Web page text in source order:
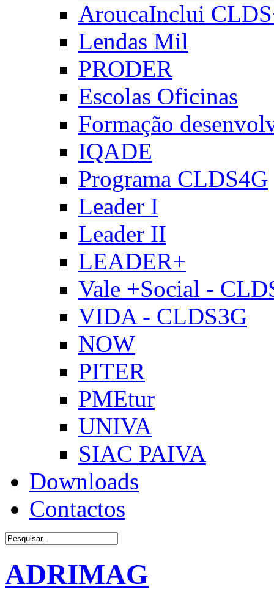
AroucaInclui
Lendas Mil
PRODER
Escolas Oficinas
Formação
IQADE
Programa CLDS4G
Leader I
Leader II
LEADER+
Vale +Social -
VIDA - CLDS3G
NOW
PITER
PMEtur
UNIVA
SIAC PAIVA
Downloads
Contactos
ADRIMAG